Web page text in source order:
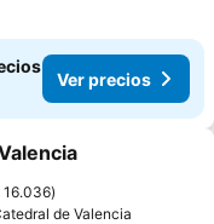
Ver precios
favoritos
16.036
de Valencia